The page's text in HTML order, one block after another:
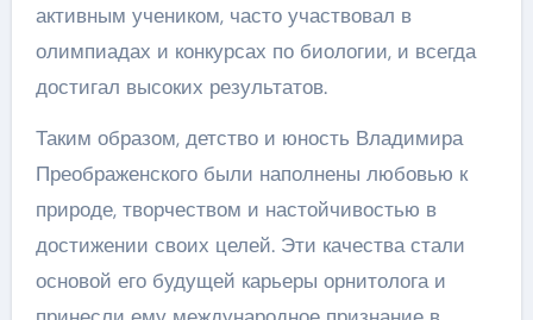
активным учеником, часто участвовал в
олимпиадах и конкурсах по биологии, и всегда
достигал высоких результатов.
Таким образом, детство и юность Владимира
Преображенского были наполнены любовью к
природе, творчеством и настойчивостью в
достижении своих целей. Эти качества стали
основой его будущей карьеры орнитолога и